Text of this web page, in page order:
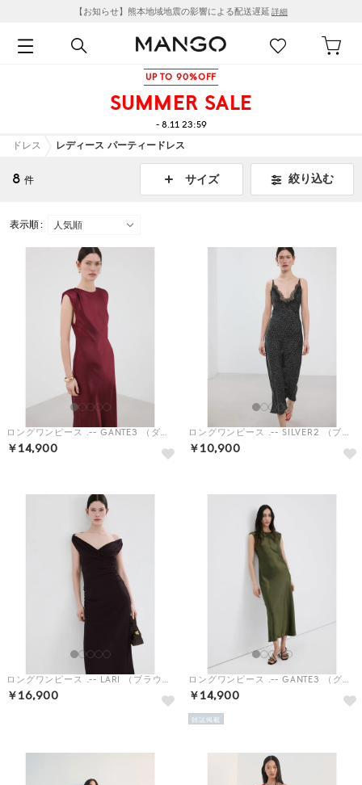
【お知らせ】熊本地域地震の影響による配送遅延 詳細
UP TO 90%OFF
SUMMER SALE
- 8.11 23:59
ドレス
レディース パーティードレス
8 件 サイズ 絞り込む
表示順 :
ロングワンピース .-- GANTE3 （ダークレッド）
￥14,900
ロングワンピース .-- SILVER2 （ブラック）
￥10,900
ロングワンピース .-- LARI （ブラウン）
￥16,900
ロングワンピース .-- GANTE3 （グリーン）
￥14,900
雑誌掲載